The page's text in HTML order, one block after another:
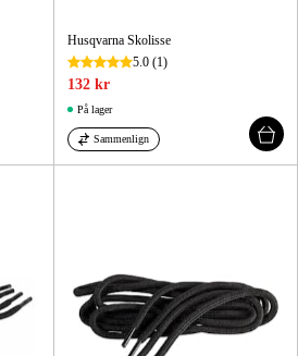
Husqvarna Skolisse
5.0 (1)
132 kr
På lager
Sammenlign